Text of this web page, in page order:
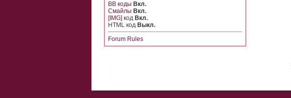
BB коды Вкл.
Смайлы Вкл.
[IMG] код Вкл.
HTML код Выкл.
Forum Rules